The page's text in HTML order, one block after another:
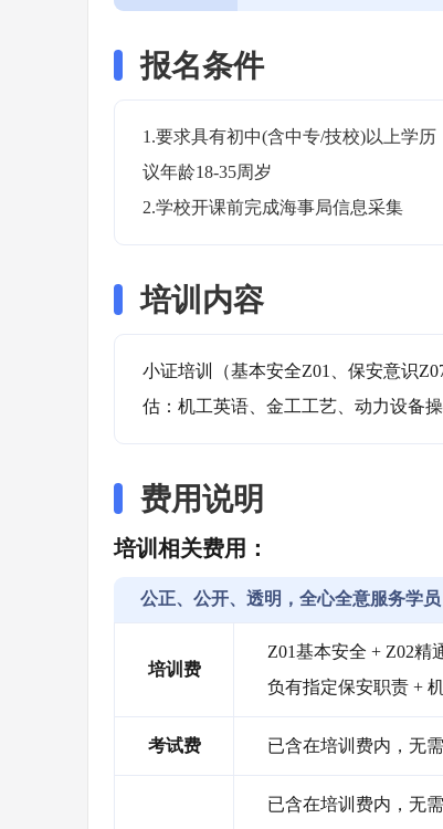
报名条件
1.要求具有初中(含中专/技校)以上学
议年龄18-35周岁
2.学校开课前完成海事局信息采集
培训内容
小证培训（基本安全Z01、保安意识
估：机工英语、金工工艺、动力设备操
费用说明
培训相关费用：
公正、公开、透明，全心全意服务学员
培训费
Z01基本安全 + Z02精
负有指定保安职责 +
考试费 已含在培训费内，无
已含在培训费内，无